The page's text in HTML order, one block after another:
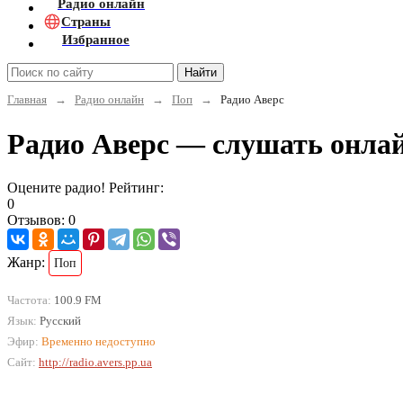
Радио онлайн
Страны
Избранное
Найти
Главная
→ Радио онлайн → Поп → Радио Аверс
Радио Аверс — слушать
Оцените радио! Рейтинг:
0
Отзывов: 0
Жанр: Поп
Частота: 100.9 FM
Язык: Русский
Эфир: Временно недоступно
Сайт: http://radio.avers.pp.ua